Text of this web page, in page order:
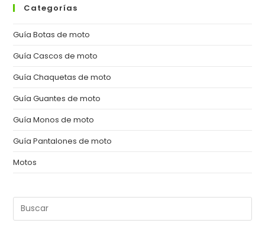
Categorías
Guía Botas de moto
Guía Cascos de moto
Guía Chaquetas de moto
Guía Guantes de moto
Guía Monos de moto
Guía Pantalones de moto
Motos